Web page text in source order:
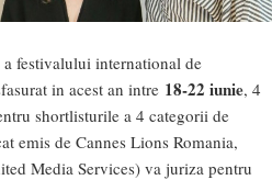
festivalului international de
in acest an intre 18-22 iunie, 4
shortlisturile a 4 categorii de
emis de Cannes Lions Romania,
Media Services) va juriza pentru